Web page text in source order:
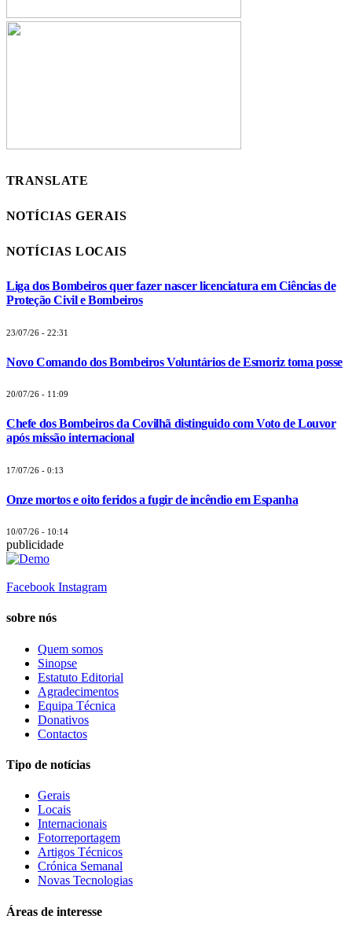
TRANSLATE
NOTÍCIAS GERAIS
NOTÍCIAS LOCAIS
Liga dos Bombeiros quer fazer nascer licenciatura em Ciências de
Proteção Civil e Bombeiros
23/07/26 - 22:31
Novo Comando dos Bombeiros Voluntários de Esmoriz toma posse
20/07/26 - 11:09
Chefe dos Bombeiros da Covilhã distinguido com Voto de Louvor
após missão internacional
17/07/26 - 0:13
Onze mortos e oito feridos a fugir de incêndio em Espanha
10/07/26 - 10:14
publicidade
Facebook Instagram
sobre nós
Quem somos
Sinopse
Estatuto Editorial
Agradecimentos
Equipa Técnica
Donativos
Contactos
Tipo de notícias
Gerais
Locais
Internacionais
Fotorreportagem
Artigos Técnicos
Crónica Semanal
Novas Tecnologias
Áreas de interesse